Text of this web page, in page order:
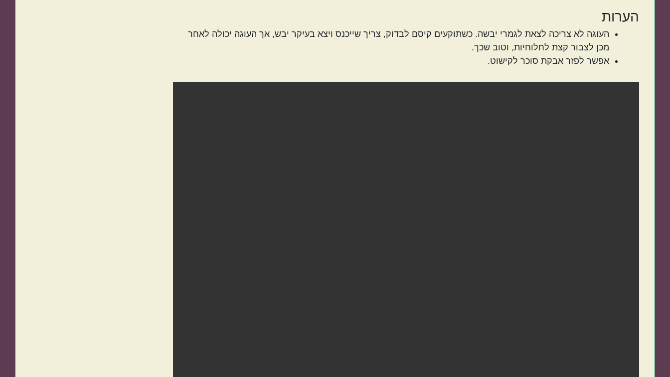
הערות
העוגה לא צריכה לצאת לגמרי יבשה. כשתוקעים קיסם לבדוק, צריך שייכנס ויצא בעיקר יבש, אך העוגה יכולה לאחר
מכן לצבור קצת לחלוחיות, וטוב שכך.
אפשר לפזר אבקת סוכר לקישוט.